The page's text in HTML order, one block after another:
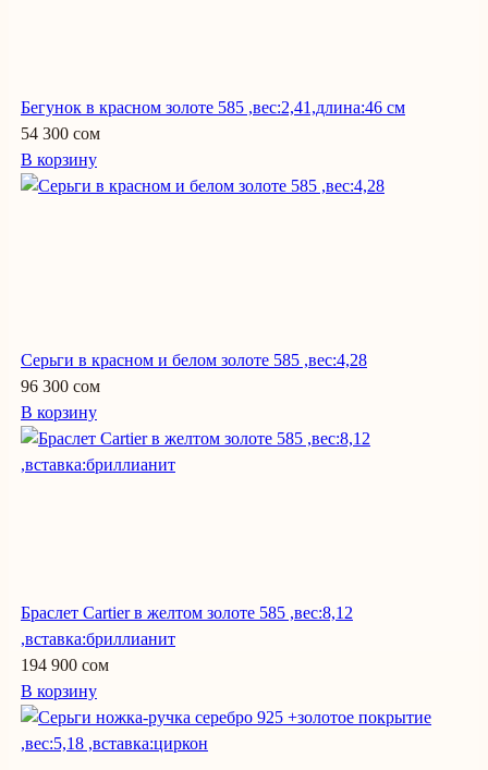
Бегунок в красном золоте 585 ,вес:2,41,длина:46 см
54 300 сом
В корзину
Серьги в красном и белом золоте 585 ,вес:4,28
96 300 сом
В корзину
Браслет Cartier в желтом золоте 585 ,вес:8,12
,вставка:бриллианит
194 900 сом
В корзину